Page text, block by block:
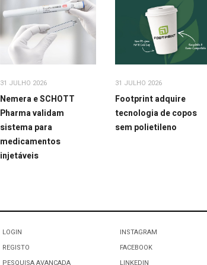
31 JULHO 2026
Nemera e SCHOTT
Pharma validam
sistema para
medicamentos
injetáveis
31 JULHO 2026
Footprint adquire
tecnologia de copos
sem polietileno
LOGIN
REGISTO
PESQUISA AVANÇADA
INSTAGRAM
FACEBOOK
LINKEDIN